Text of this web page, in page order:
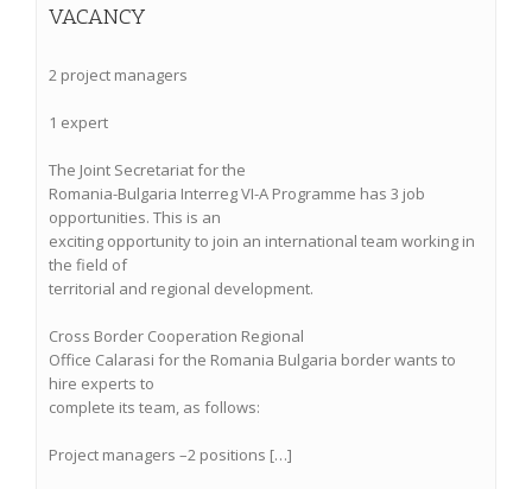
VACANCY
2 project managers
1 expert
The Joint Secretariat for the
Romania-Bulgaria Interreg VI-A Programme has 3 job
opportunities. This is an
exciting opportunity to join an international team working in
the field of
territorial and regional development.
Cross Border Cooperation Regional
Office Calarasi for the Romania Bulgaria border wants to
hire experts to
complete its team, as follows:
Project managers –2 positions […]